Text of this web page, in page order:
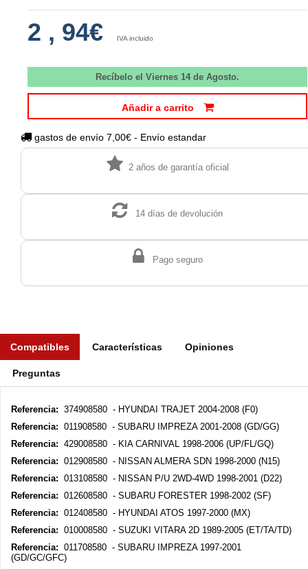
2 , 94€ IVA incluido
Recíbelo el Viernes 14 de Agosto.
Añadir a carrito
gastos de envío 7,00€ - Envío estandar
2 años de garantía oficial
14 días de devolución
Pago seguro
Compatibles Características Opiniones
Preguntas
Referencia: 374908580 - HYUNDAI TRAJET 2004-2008 (F0)
Referencia: 011908580 - SUBARU IMPREZA 2001-2008 (GD/GG)
Referencia: 429008580 - KIA CARNIVAL 1998-2006 (UP/FL/GQ)
Referencia: 012908580 - NISSAN ALMERA SDN 1998-2000 (N15)
Referencia: 013108580 - NISSAN P/U 2WD-4WD 1998-2001 (D22)
Referencia: 012608580 - SUBARU FORESTER 1998-2002 (SF)
Referencia: 012408580 - HYUNDAI ATOS 1997-2000 (MX)
Referencia: 010008580 - SUZUKI VITARA 2D 1989-2005 (ET/TA/TD)
Referencia: 011708580 - SUBARU IMPREZA 1997-2001
(GD/GC/GFC)